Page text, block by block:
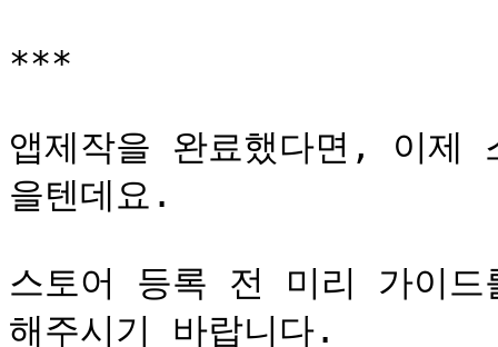
***
앱제작을 완료했다면, 이제
을텐데요.
스토어 등록 전 미리 가이
해주시기 바랍니다.